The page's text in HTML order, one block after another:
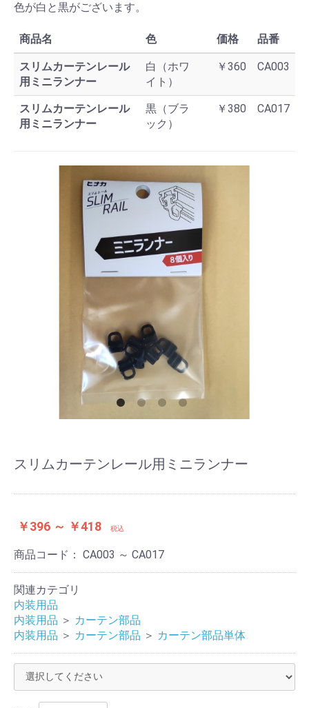
色が白と黒がございます。
商品名 色 価格 品番
スリムカーテンレール
用ミニランナー
白（ホワ
イト）
￥360 CA003
スリムカーテンレール
用ミニランナー
黒（ブラ
ック）
￥380 CA017
スリムカーテンレール用ミニランナー
￥396 ～ ￥418 税込
商品コード： CA003 ～ CA017
関連カテゴリ
内装用品
内装用品 ＞ カーテン部品
内装用品 ＞ カーテン部品 ＞ カーテン部品単体